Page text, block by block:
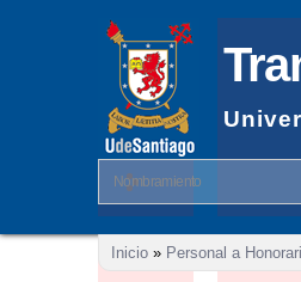
Nombramiento
Se
Inicio » Personal a